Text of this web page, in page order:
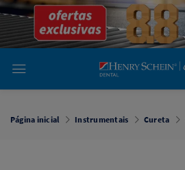
emDental
Cremer -
Henry Schein
Laboratório
Laboratório
Cremer -
Página inicial Instrumentais Cureta